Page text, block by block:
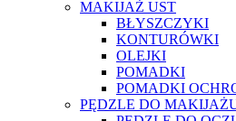
MAKIJAŻ UST
BŁYSZCZYKI
KONTURÓWKI
OLEJKI
POMADKI
POMADKI
PĘDZLE DO